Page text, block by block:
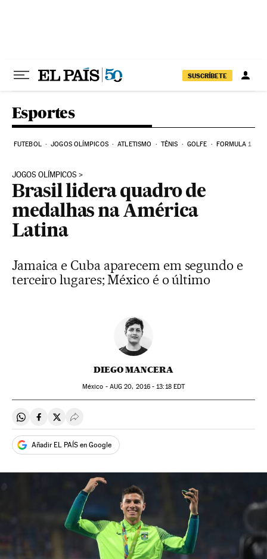
SUSCRÍBETE
Esportes
FUTEBOL JOGOS OLÍMPICOS ATLETISMO TÊNIS GOLFE FORMULA 1
JOGOS OLÍMPICOS
Brasil lidera quadro de
medalhas na América
Latina
Jamaica e Cuba aparecem em segundo e
terceiro lugares; México é o último
DIEGO MANCERA
México - AUG 20, 2016 - 13:18EDT
Compartir en Whatsapp
Compartir en Facebook
Compartir en Twitter
Desplegar Redes Sociales
Añadir EL PAÍS en Google